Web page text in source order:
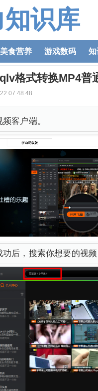
知识库
美食营养 游戏数码 知
格式转换MP4普
07:48:48
客户端。
功后，搜索你想要的视